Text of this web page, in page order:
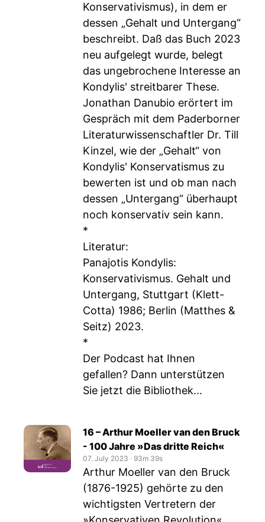
Konservativismus), in dem er
dessen „Gehalt und Untergang“
beschreibt. Daß das Buch 2023
neu aufgelegt wurde, belegt
das ungebrochene Interesse an
Kondylis' streitbarer These.
Jonathan Danubio erörtert im
Gespräch mit dem Paderborner
Literaturwissenschaftler Dr. Till
Kinzel, wie der „Gehalt“ von
Kondylis' Konservatismus zu
bewerten ist und ob man nach
dessen „Untergang“ überhaupt
noch konservativ sein kann.
*
Literatur:
Panajotis Kondylis:
Konservativismus. Gehalt und
Untergang, Stuttgart (Klett-
Cotta) 1986; Berlin (Matthes &
Seitz) 2023.
*
Der Podcast hat Ihnen
gefallen? Dann unterstützen
Sie jetzt die Bibliothek...
16 – Arthur Moeller van den Bruck
- 100 Jahre »Das dritte Reich«
07. July 2023 ‧ 93m 39s
Arthur Moeller van den Bruck
(1876-1925) gehörte zu den
wichtigsten Vertretern der